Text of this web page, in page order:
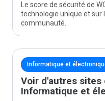
Le score de sécurité de
technologie unique et sur
communauté.
Informatique et
Voir d'autres sites
Informatique et